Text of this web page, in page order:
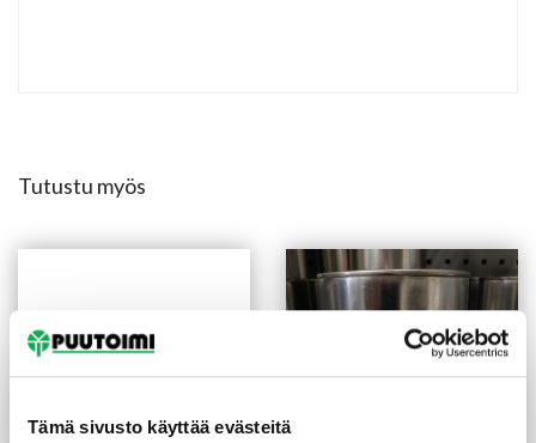
Tämä sivusto käyttää evästeitä
Tutustu myös